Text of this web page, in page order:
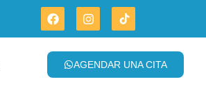
AGENDAR UNA CITA